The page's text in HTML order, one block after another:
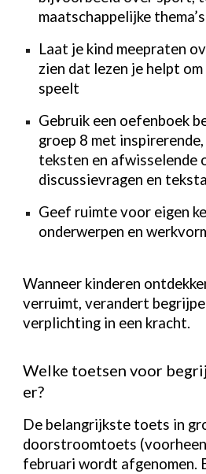
maatschappelijke thema’s
Laat je kind meepraten
zien dat lezen je helpt
speelt
Gebruik een oefenboek
groep 8 met
teksten en afwisselende
discussievragen en
Geef ruimte voor eigen
onderwerpen en
Wanneer kinderen
verruimt, verandert
verplichting in een kracht.
Welke toetsen voor
er?
De belangrijkste toets in
doorstroomtoets
februari wordt afgenomen.